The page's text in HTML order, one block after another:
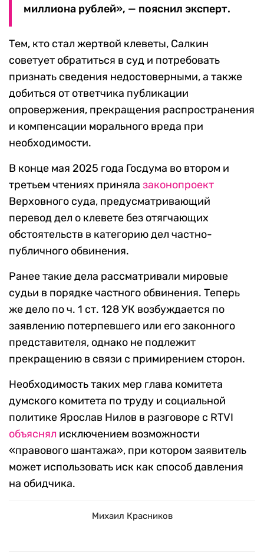
миллиона рублей», — пояснил эксперт.
Тем, кто стал жертвой клеветы, Салкин
советует обратиться в суд и потребовать
признать сведения недостоверными, а также
добиться от ответчика публикации
опровержения, прекращения распространения
и компенсации морального вреда при
необходимости.
В конце мая 2025 года Госдума во втором и
третьем чтениях приняла законопроект
Верховного суда, предусматривающий
перевод дел о клевете без отягчающих
обстоятельств в категорию дел частно-
публичного обвинения.
Ранее такие дела рассматривали мировые
судьи в порядке частного обвинения. Теперь
же дело по ч. 1 ст. 128 УК возбуждается по
заявлению потерпевшего или его законного
представителя, однако не подлежит
прекращению в связи с примирением сторон.
Необходимость таких мер глава комитета
думского комитета по труду и социальной
политике Ярослав Нилов в разговоре с RTVI
объяснял исключением возможности
«правового шантажа», при котором заявитель
может использовать иск как способ давления
на обидчика.
Михаил Красников